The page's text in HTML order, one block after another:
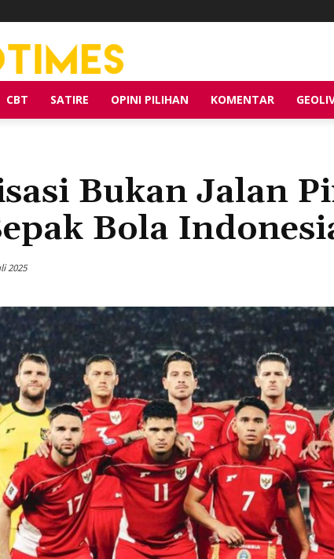
CBT SATIRE OPINI PILIHAN KOMENTAR
Bukan Jalan
Bola
2025